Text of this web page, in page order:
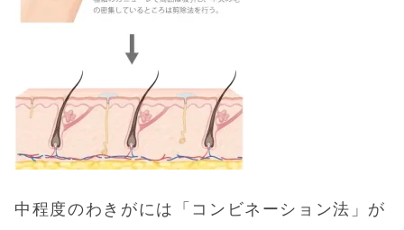
中程度のわきがには「 コンビネーション法 」が